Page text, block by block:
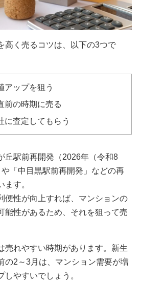
高く売るコツは、以下の3つで
アップを狙う
前の時期に売る
に査定してもらう
丘駅前再開発（2026年（令和8
「中目黒駅前再開発」などの再
ます。
便性が向上すれば、マンションの
能性があるため、それを狙って売
売れやすい時期があります。新生
の2～3月は、マンション需要が増
しやすいでしょう。